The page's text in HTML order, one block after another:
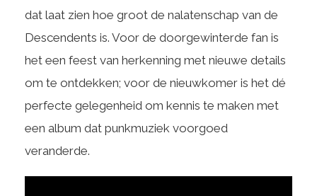
dat laat zien hoe groot de nalatenschap van de
Descendents is. Voor de doorgewinterde fan is
het een feest van herkenning met nieuwe details
om te ontdekken; voor de nieuwkomer is het dé
perfecte gelegenheid om kennis te maken met
een album dat punkmuziek voorgoed
veranderde.